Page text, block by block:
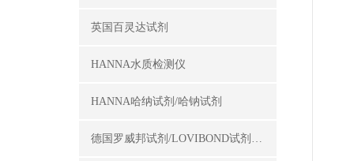
英国百灵达试剂
HANNA水质检测仪
HANNA哈纳试剂/哈钠试剂
德国罗威邦试剂/LOVIBOND试剂/罗威邦试剂